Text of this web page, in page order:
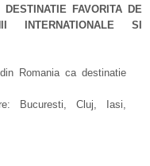
FAVORITA DE
INTERNATIONALE SI
Romania ca destinatie
Bucuresti, Cluj, Iasi,